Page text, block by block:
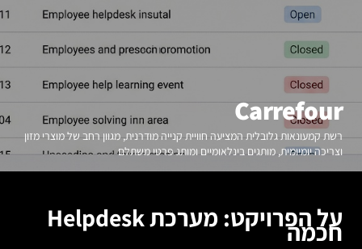
Carrefour
רשת קמעונאות גלובלית המציעה חוויית קנייה מודרנית, מגוון רחב של מוצרי מזון
וצריכה יומיומית, מותגים בינלאומיים ומותג פרטי משתלם
על הפרויקט: מערכת Helpdesk חכמה